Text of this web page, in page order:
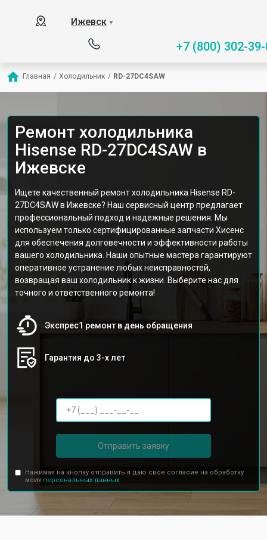
Ижевск ▼
+7 (800) 302-
Главная / Холодильник / RD-27DC4SAW
Ремонт холодильника
Hisense RD-27DC4SAW в
Ижевске
Ищете качественный ремонт холодильника Hisense RD-
27DC4SAW в Ижевске? Наш сервисный центр предлагает
профессиональный подход и надежные решения. Мы
используем только сертифицированные запчасти Хисенс
для обеспечения долговечности и эффективности работы
вашего холодильника. Наши опытные мастера гарантируют
оперативное устранение любых неисправностей,
возвращая ваш холодильник к жизни. Выберите нас для
точного и ответственного ремонта!
Экспрес1 ремонт в день обращения
Гарантия до 3-х лет
Отправить заявку
Нажимая на кнопку отправить я даю свое согласие на обработку
моих персональных данных.